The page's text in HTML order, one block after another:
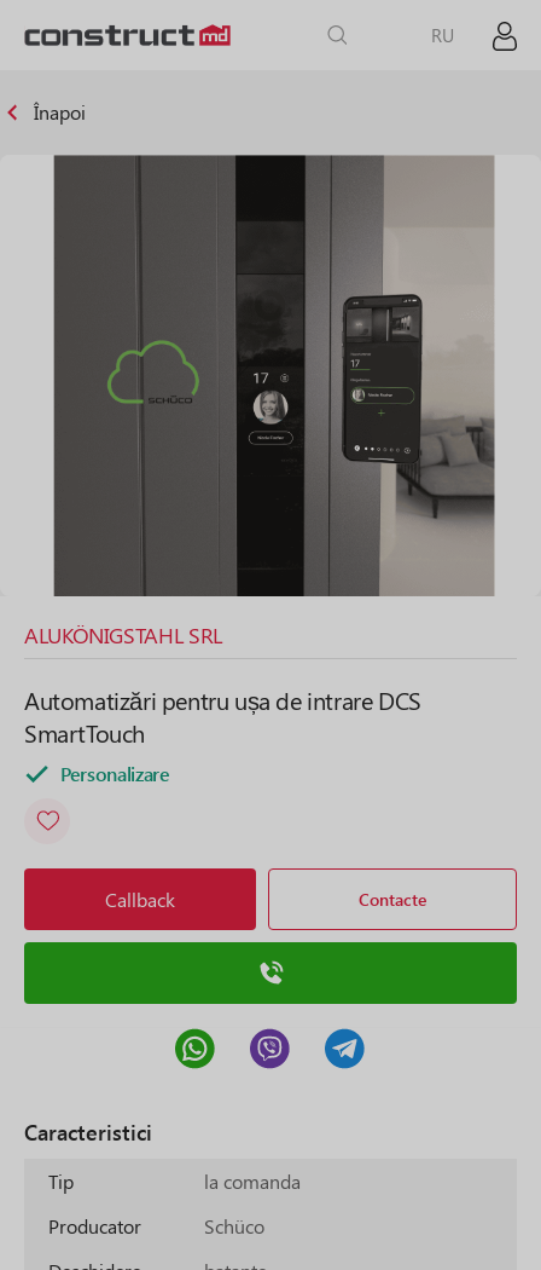
RU
Înapoi
ALUKÖNIGSTAHL SRL
Automatizări pentru ușa de intrare DCS
SmartTouch
Personalizare
Callback Contacte
Caracteristici
Tip
la comanda
Producator
Schüco